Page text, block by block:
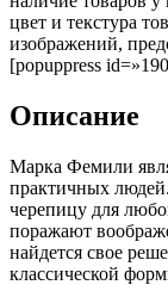
цвет и текстура
изображений,
[popuppress
Описание
Марка Фемили
практичных
черепицу для
поражают
найдется свое
классической